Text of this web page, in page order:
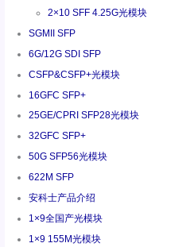
2×10 SFF 4.25G光模块
SGMII SFP
6G/12G SDI SFP
CSFP&CSFP+光模块
16GFC SFP+
25GE/CPRI SFP28光模块
32GFC SFP+
50G SFP56光模块
622M SFP
安科士产品介绍
1×9全国产光模块
1×9 155M光模块